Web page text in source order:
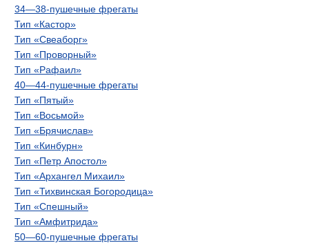
34—38-пушечные фрегаты
Тип «Кастор»
Тип «Свеаборг»
Тип «Проворный»
Тип «Рафаил»
40—44-пушечные фрегаты
Тип «Пятый»
Тип «Восьмой»
Тип «Брячислав»
Тип «Кинбурн»
Тип «Петр Апостол»
Тип «Архангел Михаил»
Тип «Тихвинская Богородица»
Тип «Спешный»
Тип «Амфитрида»
50—60-пушечные фрегаты